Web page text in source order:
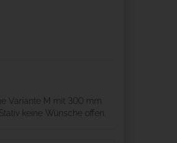
Variante M mit 300 mm
keine Wünsche offen.